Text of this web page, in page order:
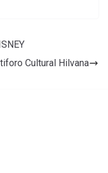
Cultural Hilvana